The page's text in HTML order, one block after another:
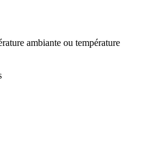
ambiante ou température